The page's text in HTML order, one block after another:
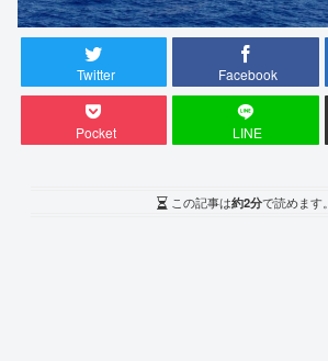
Twitter Facebook
Pocket LINE
この記事は約2分で読めます。